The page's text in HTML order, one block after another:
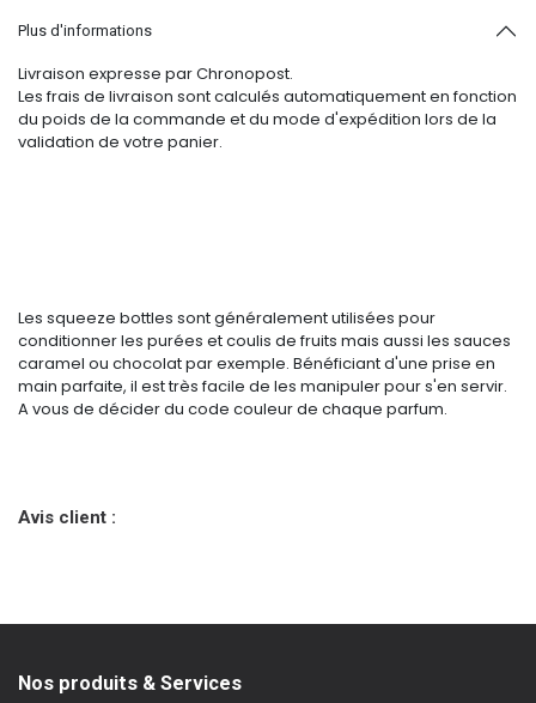
Plus d'informations
Livraison expresse par Chronopost.
Les frais de livraison sont calculés automatiquement en fonction
du poids de la commande et du mode d'expédition lors de la
validation de votre panier.
Les squeeze bottles sont généralement utilisées pour
conditionner les purées et coulis de fruits mais aussi les sauces
caramel ou chocolat par exemple. Bénéficiant d'une prise en
main parfaite, il est très facile de les manipuler pour s'en servir.
A vous de décider du code couleur de chaque parfum.
Avis client :
Nos produits & Services